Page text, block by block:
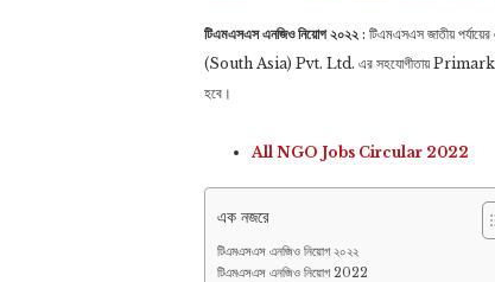
টিএমএসএস এনজিও নিয়োগ ২০২২ : টিএমএসএস জাতীয়
(South Asia) Pvt. Ltd. এর সহযোগীতায় Primark
হবে।
All NGO Jobs Circular 2022
এক নজরে
টিএমএসএস এনজিও নিয়োগ ২০২২
টিএমএসএস এনজিও নিয়োগ 2022